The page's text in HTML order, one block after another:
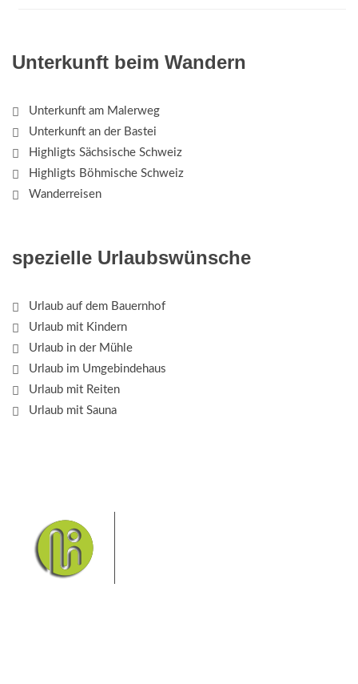
Unterkunft beim Wandern
Unterkunft am Malerweg
Unterkunft an der Bastei
Highligts Sächsische Schweiz
Highligts Böhmische Schweiz
Wanderreisen
spezielle Urlaubswünsche
Urlaub auf dem Bauernhof
Urlaub mit Kindern
Urlaub in der Mühle
Urlaub im Umgebindehaus
Urlaub mit Reiten
Urlaub mit Sauna